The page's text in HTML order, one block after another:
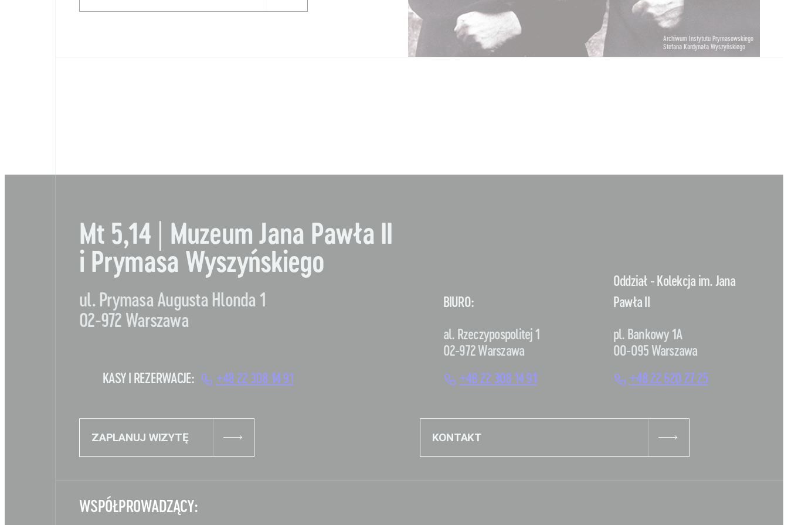
Archiwum Instytutu Prymasowskiego
Stefana Kardynała Wyszyńskiego
Mt 5,14 | Muzeum Jana Pawła II
i Prymasa Wyszyńskiego
ul. Prymasa Augusta Hlonda 1
02-972 Warszawa
KASY I REZERWACJE: +48 22 308 14 91
ZAPLANUJ WIZYTĘ
BIURO:
al. Rzeczypospolitej 1
02-972 Warszawa
+48 22 308 14 91
Oddział - Kolekcja im. Jana
Pawła II
pl. Bankowy 1A
00-095 Warszawa
+48 22 620 27 25
KONTAKT
WSPÓŁPROWADZĄCY: